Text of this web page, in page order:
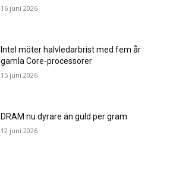
16 juni 2026
Intel möter halvledarbrist med fem år
gamla Core-processorer
15 juni 2026
DRAM nu dyrare än guld per gram
12 juni 2026